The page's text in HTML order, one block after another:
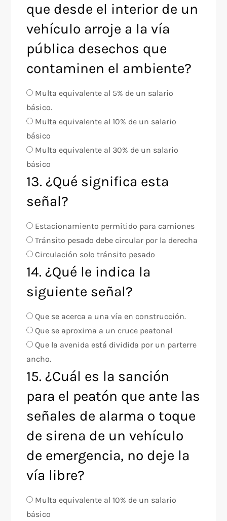
que desde el interior de un
vehículo arroje a la vía
pública desechos que
contaminen el ambiente?
Multa equivalente al 5% de un salario
básico.
Multa equivalente al 10% de un salario
básico
Multa equivalente al 30% de un salario
básico
13. ¿Qué significa esta
señal?
Estacionamiento permitido para camiones
Tránsito pesado debe circular por la derecha
Circulación solo tránsito pesado
14. ¿Qué le indica la
siguiente señal?
Que se acerca a una vía en construcción.
Que se aproxima a un cruce peatonal
Que la avenida está dividida por un parterre
ancho.
15. ¿Cuál es la sanción
para el peatón que ante las
señales de alarma o toque
de sirena de un vehículo
de emergencia, no deje la
vía libre?
Multa equivalente al 10% de un salario
básico